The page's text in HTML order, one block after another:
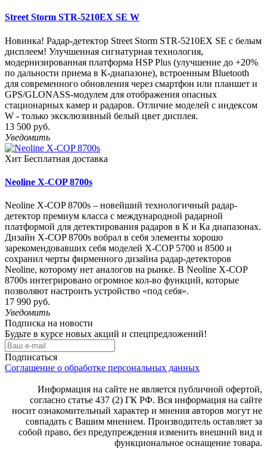
Street Storm STR-5210EX SE W
Новинка! Радар-детектор Street Storm STR-5210EX SE с белым
дисплеем! Улучшенная сигнатурная технология,
модернизированная платформа HSP Plus (улучшение до +20%
по дальности приема в К-диапазоне), встроенным Bluetooth
для современного обновления через смартфон или планшет и
GPS/GLONASS-модулем для отображения опасных
стационарных камер и радаров. Отличие моделей с индексом
W - только эксклюзивный белый цвет дисплея.
13 500 руб.
Уведомить
Хит Бесплатная доставка
Neoline X-COP 8700s
Neoline X-COP 8700s – новейший технологичный радар-
детектор премиум класса с международной радарной
платформой для детектирования радаров в К и Ка диапазонах.
Дизайн X-COP 8700s вобрал в себя элементы хорошо
зарекомендовавших себя моделей X-COP 5700 и 8500 и
сохранил черты фирменного дизайна радар-детекторов
Neoline, которому нет аналогов на рынке. В Neoline X-COP
8700s интегрировано огромное кол-во функций, которые
позволяют настроить устройство «под себя».
17 990 руб.
Уведомить
Подписка на новости
Будьте в курсе новых акций и спецпредложений!
Подписаться
Соглашение о обработке персональных данных
Информация на сайте не является публичной офертой,
согласно статье 437 (2) ГК РФ. Вся информация на сайте
носит ознакомительный характер и мнения авторов могут не
совпадать с Вашим мнением. Производитель оставляет за
собой право, без предупреждения изменить внешний вид и
функциональное оснащение товара.